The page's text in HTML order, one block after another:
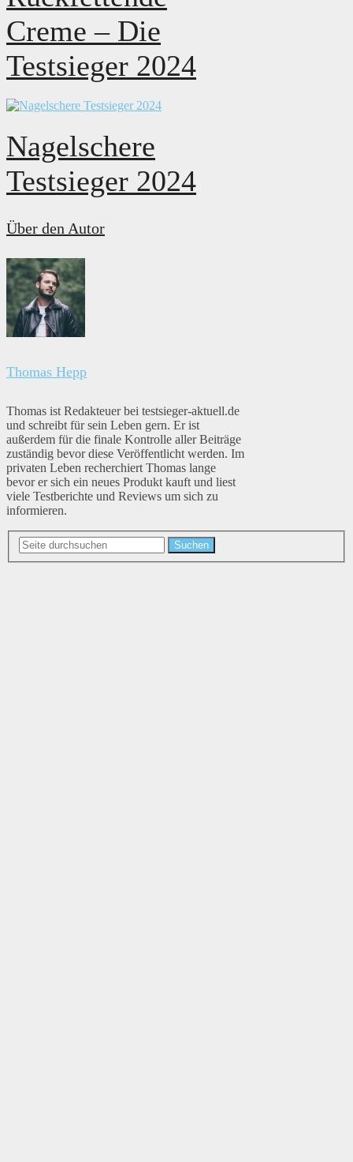
Creme – Die
Testsieger 2024
Nagelschere
Testsieger 2024
Über den Autor
Thomas Hepp
Thomas ist Redakteuer bei testsieger-aktuell.de
und schreibt für sein Leben gern. Er ist
außerdem für die finale Kontrolle aller Beiträge
zuständig bevor diese Veröffentlicht werden. Im
privaten Leben recherchiert Thomas lange
bevor er sich ein neues Produkt kauft und liest
viele Testberichte und Reviews um sich zu
informieren.
Suchen